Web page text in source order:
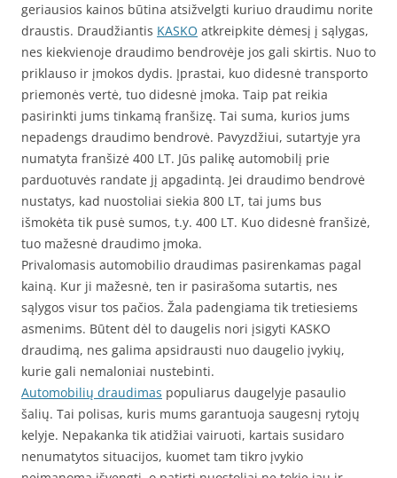
geriausios kainos būtina atsižvelgti kuriuo draudimu norite
draustis. Draudžiantis KASKO atkreipkite dėmesį į sąlygas,
nes kiekvienoje draudimo bendrovėje jos gali skirtis. Nuo to
priklauso ir įmokos dydis. Įprastai, kuo didesnė transporto
priemonės vertė, tuo didesnė įmoka. Taip pat reikia
pasirinkti jums tinkamą franšizę. Tai suma, kurios jums
nepadengs draudimo bendrovė. Pavyzdžiui, sutartyje yra
numatyta franšizė 400 LT. Jūs palikę automobilį prie
parduotuvės randate jį apgadintą. Jei draudimo bendrovė
nustatys, kad nuostoliai siekia 800 LT, tai jums bus
išmokėta tik pusė sumos, t.y. 400 LT. Kuo didesnė franšizė,
tuo mažesnė draudimo įmoka.
Privalomasis automobilio draudimas pasirenkamas pagal
kainą. Kur ji mažesnė, ten ir pasirašoma sutartis, nes
sąlygos visur tos pačios. Žala padengiama tik tretiesiems
asmenims. Būtent dėl to daugelis nori įsigyti KASKO
draudimą, nes galima apsidrausti nuo daugelio įvykių,
kurie gali nemaloniai nustebinti.
Automobilių draudimas populiarus daugelyje pasaulio
šalių. Tai polisas, kuris mums garantuoja saugesnį rytojų
kelyje. Nepakanka tik atidžiai vairuoti, kartais susidaro
nenumatytos situacijos, kuomet tam tikro įvykio